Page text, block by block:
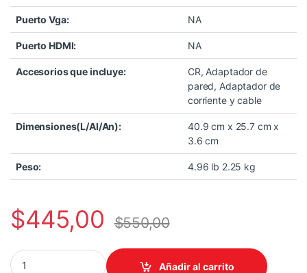
Puerto Vga: NA
Puerto HDMI: NA
Accesorios que incluye:
CR, Adaptador de
pared, Adaptador de
corriente y cable
Dimensiones(L/Al/An):
40.9 cm x 25.7 cm x
3.6 cm
Peso: 4.96 lb 2.25 kg
$445,00 $550,00
PANTALLA AMAZON/ECHO SHOW 15 GEN. 2 NEGRO /FHD 15.6
Añadir al carrito